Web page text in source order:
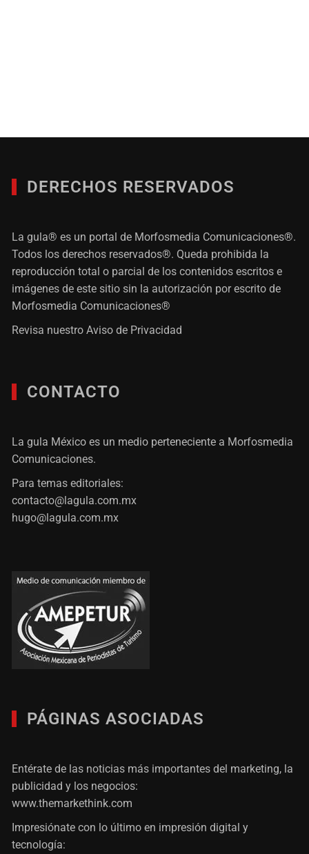
DERECHOS RESERVADOS
La gula® es un portal de Morfosmedia Comunicaciones®.
Todos los derechos reservados®. Queda prohibida la
reproducción total o parcial de los contenidos escritos e
imágenes de este sitio sin la autorización por escrito de
Morfosmedia Comunicaciones®
Revisa nuestroAviso de Privacidad
CONTACTO
La gula México es un medio perteneciente a Morfosmedia
Comunicaciones.
Para temas editoriales:
contacto@lagula.com.mx
hugo@lagula.com.mx
PÁGINAS ASOCIADAS
Entérate de las noticias más importantes del marketing, la
publicidad y los negocios:
www.themarkethink.com
Impresiónate con lo último en impresión digital y
tecnología: